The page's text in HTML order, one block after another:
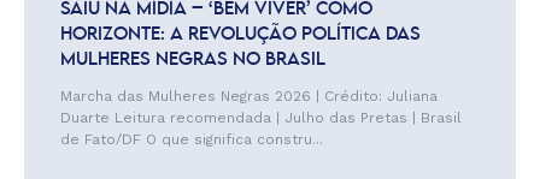
SAIU NA MÍDIA – ‘BEM VIVER’ COMO
HORIZONTE: A REVOLUÇÃO POLÍTICA DAS
MULHERES NEGRAS NO BRASIL
Marcha das Mulheres Negras 2026 | Crédito: Juliana
Duarte Leitura recomendada | Julho das Pretas | Brasil
de Fato/DF O que significa constru...